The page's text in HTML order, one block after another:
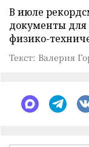
В июле
документы для
физико-
Текст: Валерия